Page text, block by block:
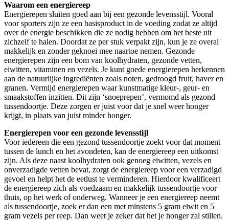
Waarom een energiereep
Energierepen sluiten goed aan bij een gezonde levensstijl. Vooral
voor sporters zijn ze een basisproduct in de voeding zodat ze altijd
over de energie beschikken die ze nodig hebben om het beste uit
zichzelf te halen. Doordat ze per stuk verpakt zijn, kun je ze overal
makkelijk en zonder geknoei mee naartoe nemen. Gezonde
energierepen zijn een bom van koolhydraten, gezonde vetten,
eiwitten, vitaminen en vezels. Je kunt goede energierepen herkennen
aan de natuurlijke ingrediënten zoals noten, gedroogd fruit, haver en
granen. Vermijd energierepen waar kunstmatige kleur-, geur- en
smaakstoffen inzitten. Dit zijn ‘snoeprepen’, vermomd als gezond
tussendoortje. Deze zorgen er juist voor dat je snel weer honger
krijgt, in plaats van juist minder honger.
Energierepen voor een gezonde levensstijl
Voor iedereen die een gezond tussendoortje zoekt voor dat moment
tussen de lunch en het avondeten, kan de energiereep een uitkomst
zijn. Als deze naast koolhydraten ook genoeg eiwitten, vezels en
onverzadigde vetten bevat, zorgt de energiereep voor een verzadigd
gevoel en helpt het de eetlust te verminderen. Hierdoor kwalificeert
de energiereep zich als voedzaam en makkelijk tussendoortje voor
thuis, op het werk of onderweg. Wanneer je een energiereep neemt
als tussendoortje, zoek er dan een met minstens 5 gram eiwit en 5
gram vezels per reep. Dan weet je zeker dat het je honger zal stillen.